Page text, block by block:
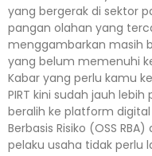
yang bergerak di sektor
pangan olahan yang
menggambarkan masih
yang belum memenuhi
Kabar yang perlu kamu
PIRT kini sudah jauh
beralih ke platform
Berbasis Risiko (OSS
pelaku usaha tidak perlu